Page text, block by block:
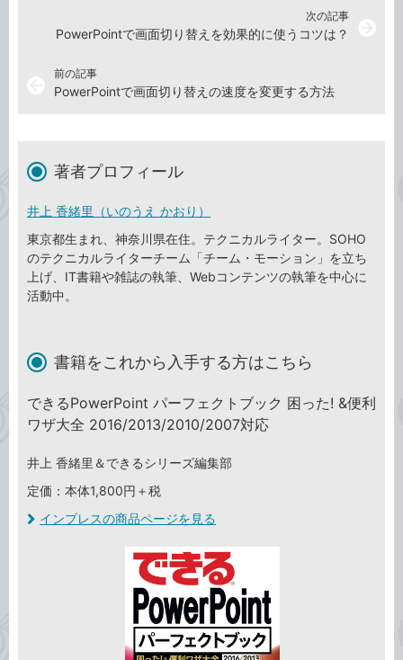
前の記事
PowerPointで画面切り替えの速度を変更する方法
次の記事
PowerPointで画面切り替えを効果的に使うコツは？
著者プロフィール
井上 香緒里（いのうえ かおり）
東京都生まれ、神奈川県在住。テクニカルライター。SOHO
のテクニカルライターチーム「チーム・モーション」を立ち
上げ、IT書籍や雑誌の執筆、Webコンテンツの執筆を中心に
活動中。
書籍をこれから入手する方はこちら
できるPowerPoint パーフェクトブック 困った! &便利
ワザ大全 2016/2013/2010/2007対応
井上 香緒里＆できるシリーズ編集部
定価：本体1,800円＋税
インプレスの商品ページを見る